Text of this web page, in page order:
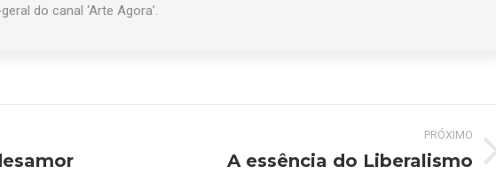
do canal ‘Arte Agora’.
PRÓXIMO
A essência do Liberalismo